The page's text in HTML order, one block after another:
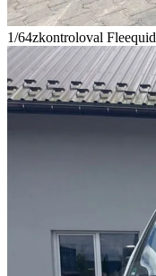
1/64zkontroloval Fleequid